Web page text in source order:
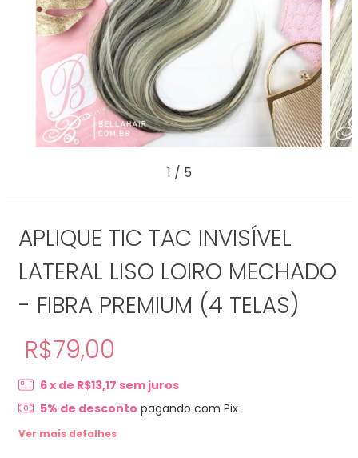
1 / 5
APLIQUE TIC TAC INVISÍVEL
LATERAL LISO LOIRO MECHADO
- FIBRA PREMIUM (4 TELAS)
R$79,00
6x de R$13,17 sem juros
5% de desconto pagando com Pix
Ver mais detalhes